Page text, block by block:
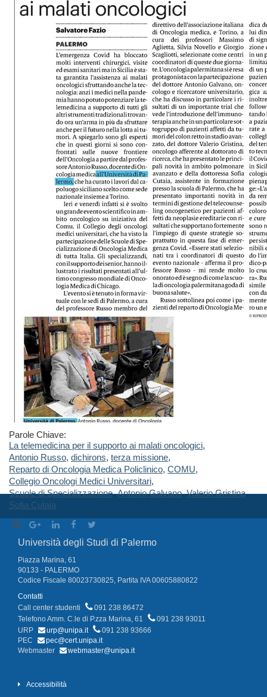
Parole Chiave:
La telemedicina per il supporto ai malati oncologici,
Antonio Russo, dichirons, terza missione,
Reparto di Oncologia Medica Policlinico, COMU,
Collegio Oncologi Medici Universitari,
Scuole di Specializzazione, Antonio Galvano, Valerio Gristina,
Sofia Cutaia
Università degli Studi di Palermo
Piazza Marina, 61
90133 - PALERMO
Codice Fiscale 80023730825, Partita IVA 00605880822
Contatti
Call center studenti
091 238 86472
Telefono Amm. C.le di P.zza Marina, 61
091 238 93011
URP
urp@unipa.it
091 238 93666
PEC
pec@cert.unipa.it
Webmaster
webmaster@unipa.it
Accessibilità